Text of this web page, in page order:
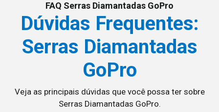
FAQ Serras Diamantadas GoPro
Dúvidas Frequentes:
Serras Diamantadas
GoPro
Veja as principais dúvidas que você possa ter sobre
Serras Diamantadas GoPro.